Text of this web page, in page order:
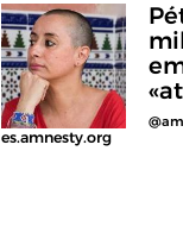
SUIVEZ NOUS:
< RETOUR À
es.amnesty.org